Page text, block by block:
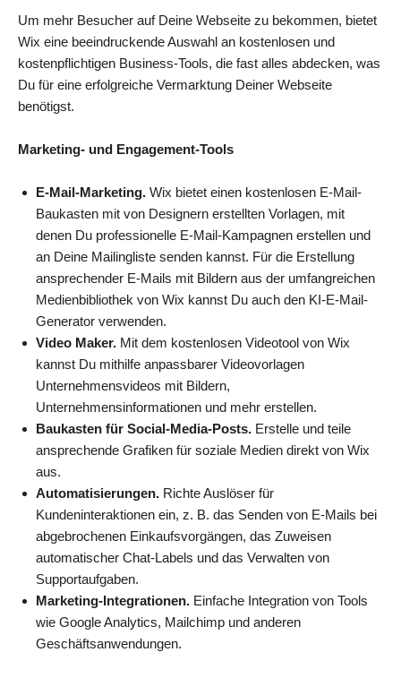
Um mehr Besucher auf Deine Webseite zu bekommen, bietet
Wix eine beeindruckende Auswahl an kostenlosen und
kostenpflichtigen Business-Tools, die fast alles abdecken, was
Du für eine erfolgreiche Vermarktung Deiner Webseite
benötigst.
Marketing- und Engagement-Tools
E-Mail-Marketing. Wix bietet einen kostenlosen E-Mail-
Baukasten mit von Designern erstellten Vorlagen, mit
denen Du professionelle E-Mail-Kampagnen erstellen und
an Deine Mailingliste senden kannst. Für die Erstellung
ansprechender E-Mails mit Bildern aus der umfangreichen
Medienbibliothek von Wix kannst Du auch den KI-E-Mail-
Generator verwenden.
Video Maker. Mit dem kostenlosen Videotool von Wix
kannst Du mithilfe anpassbarer Videovorlagen
Unternehmensvideos mit Bildern,
Unternehmensinformationen und mehr erstellen.
Baukasten für Social-Media-Posts. Erstelle und teile
ansprechende Grafiken für soziale Medien direkt von Wix
aus.
Automatisierungen. Richte Auslöser für
Kundeninteraktionen ein, z. B. das Senden von E-Mails bei
abgebrochenen Einkaufsvorgängen, das Zuweisen
automatischer Chat-Labels und das Verwalten von
Supportaufgaben.
Marketing-Integrationen. Einfache Integration von Tools
wie Google Analytics, Mailchimp und anderen
Geschäftsanwendungen.